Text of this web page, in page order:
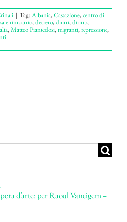
| Tag:Albania,Cassazione,centro di
e rimpatrio,decreto,diritti,diritto,
,Matteo Piantedosi,migranti,repressione,
d’arte: per Raoul Vaneigem –